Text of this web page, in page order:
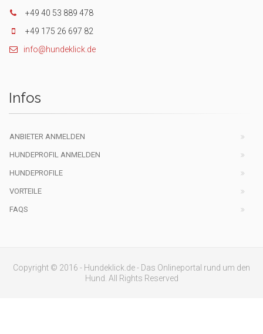
+49 40 53 889 478
+49 175 26 697 82
info@hundeklick.de
Infos
ANBIETER ANMELDEN
HUNDEPROFIL ANMELDEN
HUNDEPROFILE
VORTEILE
FAQS
Copyright © 2016 - Hundeklick.de - Das Onlineportal rund um den
Hund. All Rights Reserved